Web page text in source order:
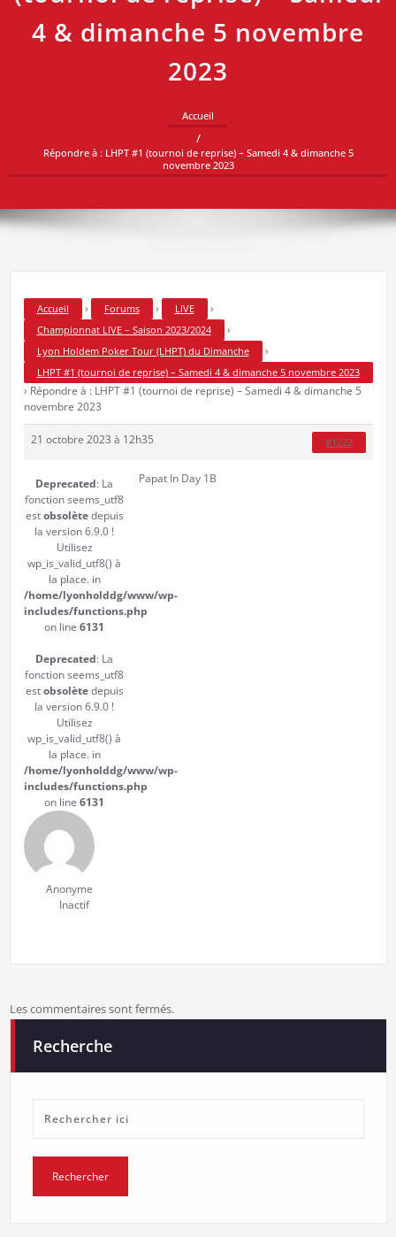
4 & dimanche 5 novembre
2023
Accueil
Répondre à : LHPT #1 (tournoi de reprise) – Samedi 4 & dimanche 5
novembre 2023
Accueil › Forums › LIVE ›
Championnat LIVE – Saison 2023/2024 ›
Lyon Holdem Poker Tour (LHPT) du Dimanche ›
LHPT #1 (tournoi de reprise) – Samedi 4 & dimanche 5 novembre 2023
› Répondre à : LHPT #1 (tournoi de reprise) – Samedi 4 & dimanche 5
novembre 2023
21 octobre 2023 à 12h35 #1222
Deprecated: La
fonction seems_utf8
estobsolètedepuis
la version 6.9.0 !
Utilisez
wp_is_valid_utf8() à
la place. in
/home/lyonholddg/www/wp-
includes/functions.php
on line 6131
Deprecated: La
fonction seems_utf8
estobsolètedepuis
la version 6.9.0 !
Utilisez
wp_is_valid_utf8() à
la place. in
/home/lyonholddg/www/wp-
includes/functions.php
on line 6131
Anonyme
Inactif
Papat In Day 1B
Les commentaires sont fermés.
Recherche